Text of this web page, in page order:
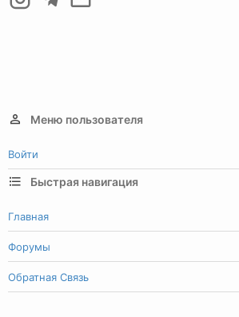
Меню пользователя
Войти
Быстрая навигация
Главная
Форумы
Обратная Связь